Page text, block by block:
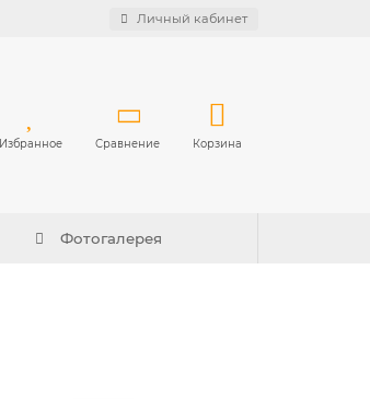
Личный кабинет
Избранное Сравнение Корзина
Фотогалерея